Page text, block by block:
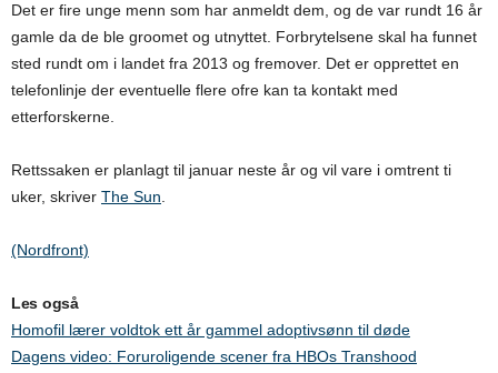
Det er fire unge menn som har anmeldt dem, og de var rundt 16 år
gamle da de ble groomet og utnyttet. Forbrytelsene skal ha funnet
sted rundt om i landet fra 2013 og fremover. Det er opprettet en
telefonlinje der eventuelle flere ofre kan ta kontakt med
etterforskerne.
Rettssaken er planlagt til januar neste år og vil vare i omtrent ti
uker, skriver The Sun.
(Nordfront)
Les også
Homofil lærer voldtok ett år gammel adoptivsønn til døde
Dagens video: Foruroligende scener fra HBOs Transhood